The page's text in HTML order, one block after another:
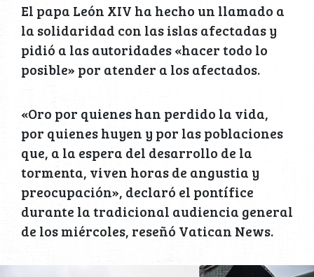
El papa León XIV ha hecho un llamado a
la solidaridad con las islas afectadas y
pidió a las autoridades «hacer todo lo
posible» por atender a los afectados.
«Oro por quienes han perdido la vida,
por quienes huyen y por las poblaciones
que, a la espera del desarrollo de la
tormenta, viven horas de angustia y
preocupación», declaró el pontífice
durante la tradicional audiencia general
de los miércoles, reseñó Vatican News.